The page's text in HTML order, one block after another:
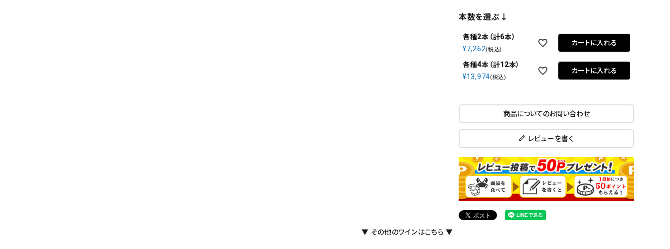
本数を選ぶ↓
各種2本（計6本）
¥7,262 税込
カートに入れる
各種4本（計12本）
¥13,974 税込
カートに入れる
商品についてのお問い合わせ
レビューを書く
▼ その他のワインはこちら ▼